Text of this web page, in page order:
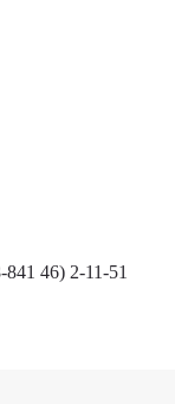
46) 2-11-51